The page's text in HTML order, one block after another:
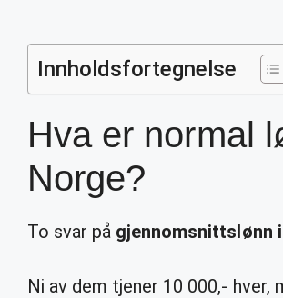
Innholdsfortegnelse
Hva er normal
Norge?
To svar på gjennomsnittslønn
Ni av dem tjener 10 000,- hver,